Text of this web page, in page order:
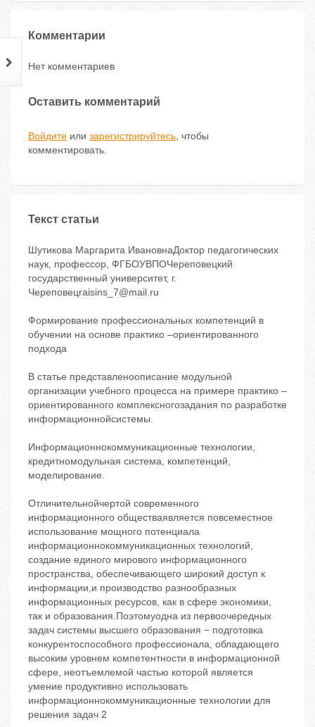
Комментарии
Нет комментариев
Оставить комментарий
Войдите или зарегистрируйтесь, чтобы
комментировать.
Текст статьи
Шутикова Маргарита ИвановнаДоктор педагогических
наук, профессор, ФГБОУВПОЧереповецкий
государственный университет, г.
Череповецraisins_7@mail.ru
Формирование профессиональных компетенций в
обучении на основе практико –ориентированного
подхода
В статье представленоописание модульной
организации учебного процесса на примере практико –
ориентированного комплексногозадания по разработке
информационнойсистемы.
Информационнокоммуникационные технологии,
кредитномодульная система, компетенций,
моделирование.
Отличительнойчертой современного
информационного обществаявляется повсеместное
использование мощного потенциала
информационнокоммуникационных технологий,
создание единого мирового информационного
пространства, обеспечивающего широкий доступ к
информации,и производство разнообразных
информационных ресурсов, как в сфере экономики,
так и образования.Поэтомуодна из первоочередных
задач системы высшего образования − подготовка
конкурентоспособного профессионала, обладающего
высоким уровнем компетентности в информационной
сфере, неотъемлемой частью которой является
умение продуктивно использовать
информационнокоммуникационные технологии для
решения задач 2